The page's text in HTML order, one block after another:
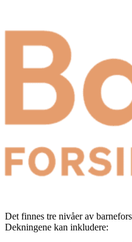
Det finnes tre nivåer av
Dekningene kan inkludere: